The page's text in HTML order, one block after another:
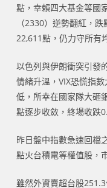
點，幸賴四大基金等國
（2330）逆勢翻紅，
22,611點，仍力守所有
以色列與伊朗衝突引發
情緒升溫，VIX恐慌指
低，所幸在國家隊大砸
點逐步收斂，終場收跌
昨日盤中指數急速回檔
點火台積電等權值股，
雖然外資賣超台股